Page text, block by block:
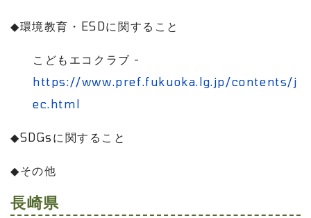
◆環境教育・ ESDに関すること
こどもエコクラブ -
https://www.pref.fukuoka.lg.jp/contents/j
ec.html
◆SDGsに関すること
◆その他
長崎県